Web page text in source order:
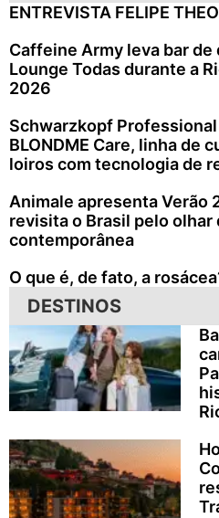
ENTREVISTA FELIPE
Caffeine Army leva bar de
Lounge Todas durante a
2026
Schwarzkopf
BLONDME Care, linha de
loiros com tecnologia de
Animale apresenta Verão
revisita o Brasil pelo olhar
contemporânea
O que é, de fato, a
DESTINOS